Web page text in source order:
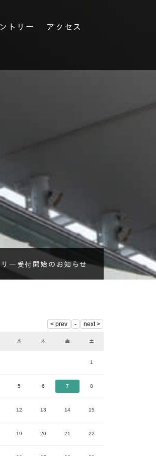
トリー アクセス
ー受付開始のお知らせ
水 木 金 土
1
5 6 7 8
12 13 14 15
19 20 21 22